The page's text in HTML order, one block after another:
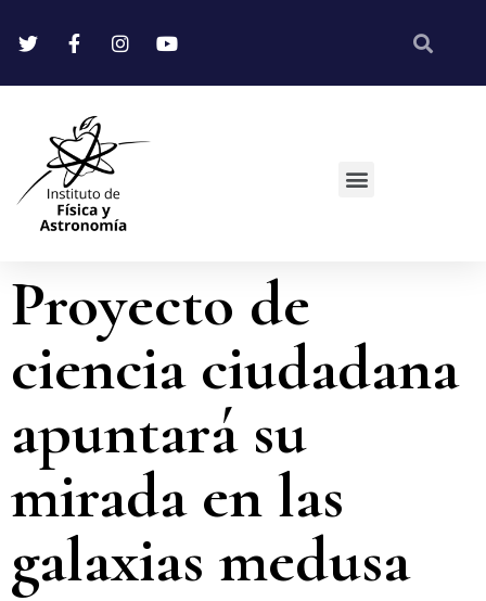
Proyecto de
ciencia ciudadana
apuntará su
mirada en las
galaxias medusa